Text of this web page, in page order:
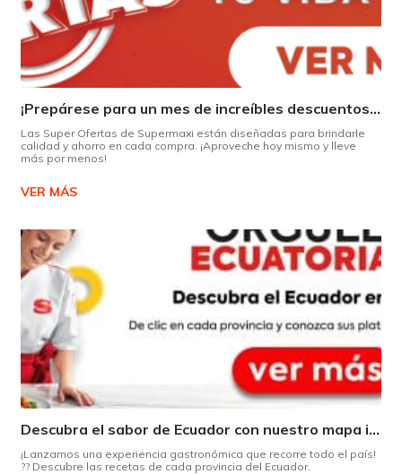
¡Prepárese para un mes de increíbles descuentos en Supermaxi!
Las Super Ofertas de Supermaxi están diseñadas para brindarle
calidad y ahorro en cada compra. ¡Aproveche hoy mismo y lleve
más por menos!
VER MÁS
Descubra el sabor de Ecuador con nuestro mapa interactivo de recetas
¡Lanzamos una experiencia gastronómica que recorre todo el país!
?? Descubre las recetas de cada provincia del Ecuador.